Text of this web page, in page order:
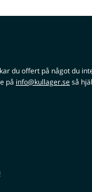
du offert på något du
på info@kullager.seså